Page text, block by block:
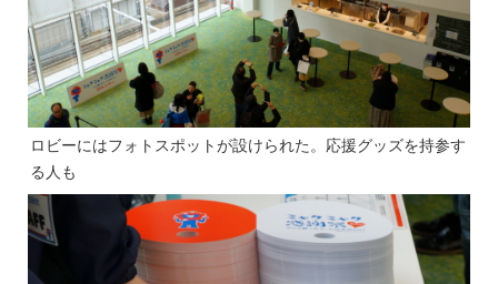
ロビーにはフォトスポットが設けられた。応援グッズを持参す
る人も